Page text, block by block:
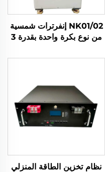
NK01/02 إنفرترات شمسية
من نوع بكرة واحدة بقدرة 3
Lifepo4 بسعة 5 كيلوواط
بالطاقة الشمسية
نظام تخزين الطاقة المنزلي